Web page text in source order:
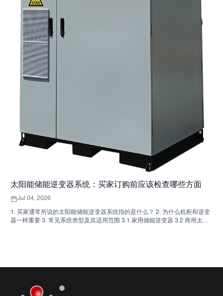
太阳能储能逆变器系统：买家订购前应该检查哪些方面
Jul 04, 2026
1. 买家通常所说的太阳能储能逆变器系统指的是什么？ 2. 为什么机柜和逆变
器一样重要 3. 常见系统类型及其适用范围 3.1 家用储能逆变器 3.2 商用太阳